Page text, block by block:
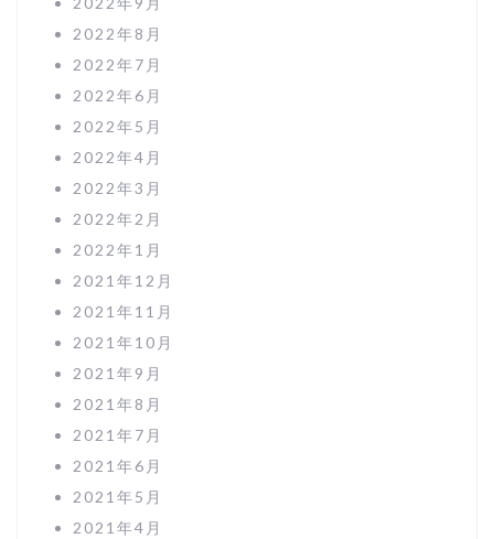
2022年8月
2022年7月
2022年6月
2022年5月
2022年4月
2022年3月
2022年2月
2022年1月
2021年12月
2021年11月
2021年10月
2021年9月
2021年8月
2021年7月
2021年6月
2021年5月
2021年4月